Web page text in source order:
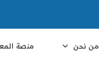
من نحن منصة